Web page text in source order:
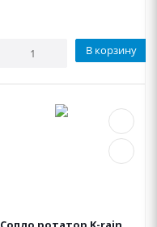
В корзину